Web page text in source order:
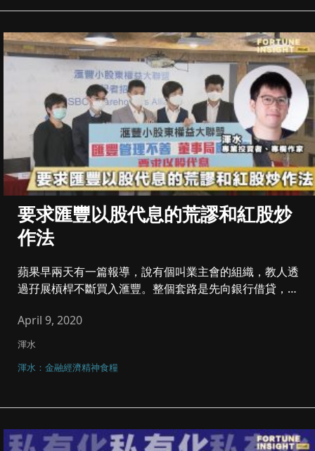
要求匯豐以股代息的荒謬和紅股炒
作法
蘋果早兩天有一篇報導，說有個叫業主會的組織，教人透
過孖展槓桿不斷買入滙豐。整個套路是先向銀行借貸，用
April 9, 2020
渾水
渾水：金融經濟精神食糧